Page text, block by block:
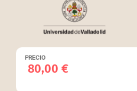
PRECIO
80,00€